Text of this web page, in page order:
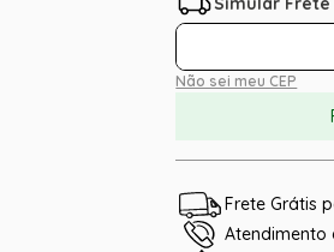
Não sei meu CEP
Frete Grátis
Atendimento